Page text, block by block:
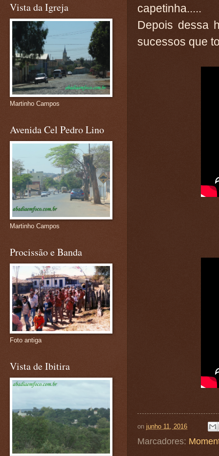
capetinha.....
Depois dessa
sucessos que
on junho 11, 2016
Marcadores:
Vista da Igreja
Martinho Campos
Avenida Cel Pedro Lino
Martinho Campos
Procissão e Banda
Foto antiga
Vista de Ibitira